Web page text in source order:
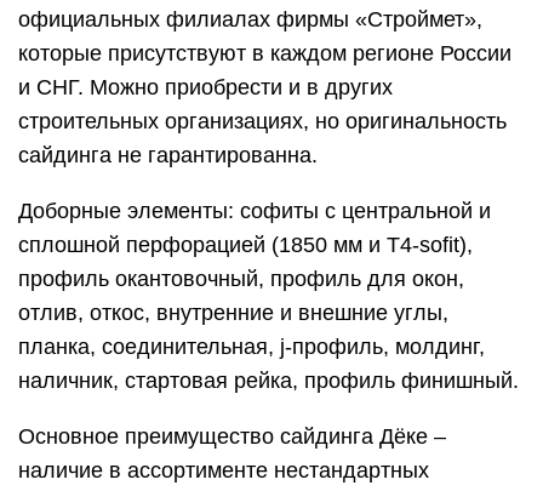
официальных филиалах фирмы «Строймет»,
которые присутствуют в каждом регионе России
и СНГ. Можно приобрести и в других
строительных организациях, но оригинальность
сайдинга не гарантированна.
Доборные элементы: софиты с центральной и
сплошной перфорацией (1850 мм и T4-sofit),
профиль окантовочный, профиль для окон,
отлив, откос, внутренние и внешние углы,
планка, соединительная, j-профиль, молдинг,
наличник, стартовая рейка, профиль финишный.
Основное преимущество сайдинга Дёке –
наличие в ассортименте нестандартных